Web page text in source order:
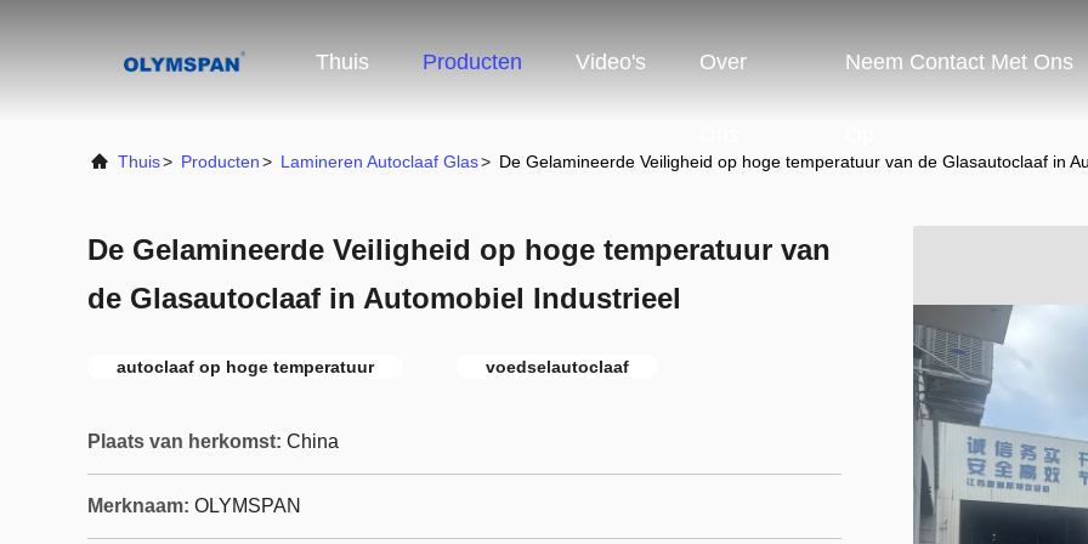
Thuis Producten Video's Over Neem Contact Met Ons
Thuis> Producten> Lamineren Autoclaaf Glas> De Gelamineerde Veiligheid op hoge temperatuur van de Glasautoclaaf in
De Gelamineerde Veiligheid op hoge temperatuur van
de Glasautoclaaf in Automobiel Industrieel
autoclaaf op hoge temperatuur voedselautoclaaf
Plaats van herkomst: China
Merknaam: OLYMSPAN